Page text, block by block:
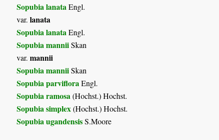
Sopubia lanata Engl.
var.lanata
Sopubia lanata Engl.
Sopubia manniiSkan
var.mannii
Sopubia manniiSkan
Sopubia parviflora Engl.
Sopubia ramosa (Hochst.) Hochst.
Sopubia simplex(Hochst.) Hochst.
Sopubia ugandensisS.Moore